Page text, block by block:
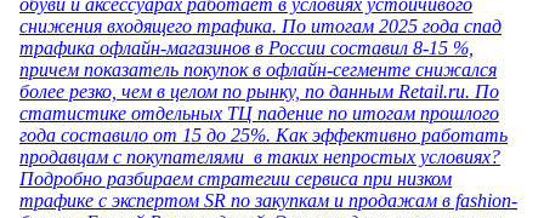
обуви и аксессуарах работает в условиях устойчивого
снижения входящего трафика. По итогам 2025 года спад
трафика офлайн-магазинов в России составил 8-15 %,
причем показатель покупок в офлайн-сегменте снижался
более резко, чем в целом по рынку, по данным Retail.ru. По
статистике отдельных ТЦ падение по итогам прошлого
года составило от 15 до 25%. Как эффективно работать
продавцам с покупателями в таких непростых условиях?
Подробно разбираем стратегии сервиса при низком
трафике с экспертом SR по закупкам и продажам в fashion-